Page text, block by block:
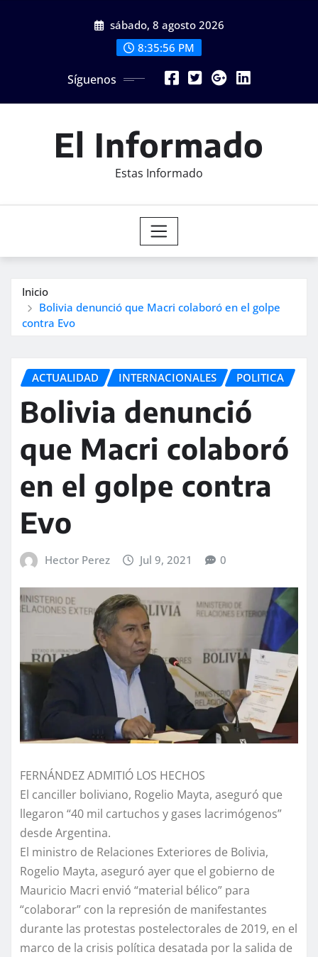
sábado, 8 agosto 2026
8:35:58 PM
Síguenos
El Informado
Estas Informado
Inicio
Bolivia denunció que Macri colaboró en el golpe
contra Evo
ACTUALIDAD INTERNACIONALES POLITICA
Bolivia denunció
que Macri colaboró
en el golpe contra
Evo
Hector Perez Jul 9, 2021 0
FERNÁNDEZ ADMITIÓ LOS HECHOS
El canciller boliviano, Rogelio Mayta, aseguró que
llegaron “40 mil cartuchos y gases lacrimógenos”
desde Argentina.
El ministro de Relaciones Exteriores de Bolivia,
Rogelio Mayta, aseguró ayer que el gobierno de
Mauricio Macri envió “material bélico” para
“colaborar” con la represión de manifestantes
durante las protestas postelectorales de 2019, en el
marco de la crisis política desatada por la salida de